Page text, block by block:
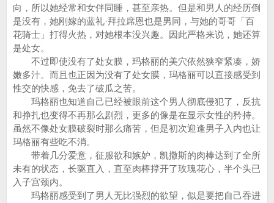
向，所以她经常和女伴同睡，甚至亲热。但是和男人的经历倒
是没有，她刚嫁的蓝礼·拜拉席恩也是男同，与她的哥哥「百
花骑士」打得火热，对她根本没兴趣。因此严格来说，她还算
是处女。
不过即使没有了处女膜，玛格丽的美穴依然狭窄紧凑，娇
嫩多汁。而且也正因为没有了处女膜，玛格丽可以直接感受到
性交的快感，免去了破瓜之苦。
玛格丽也知道自己已经被眼前这个男人彻底侵犯了，反抗
和挣扎也变得不再那么剧烈，更多的像是在显示女性的矜持。
虽然不像处女膜破裂时那么痛苦，但是初次迎逢男子入内也让
玛格丽有些吃不消。
带着几分爱意，征服欲和嫉妒，凯撒斯的肉棒达到了全所
未有的状态，长驱直入，直至肉棒撑开了玫瑰花心，半个头已
入子宫颈内。
玛格丽感受到了男人无比强烈的欲望，似是要把自己吞进